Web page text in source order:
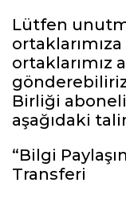
Lütfen
ortaklarımız
Birliği
aşağıdaki
“Bilgi
Transferi